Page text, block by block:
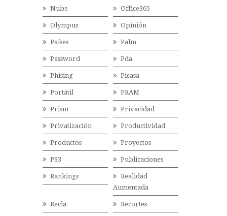
Nube Office365
Olympus Opinión
Países Palm
Password Pda
Phising Picasa
Portátil PRAM
Prism Privacidad
Privatización Productividad
Productos Proyectos
PS3 Publicaciones
Rankings
Realidad
Aumentada
Recla Recortes